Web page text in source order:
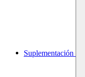
Suplementación